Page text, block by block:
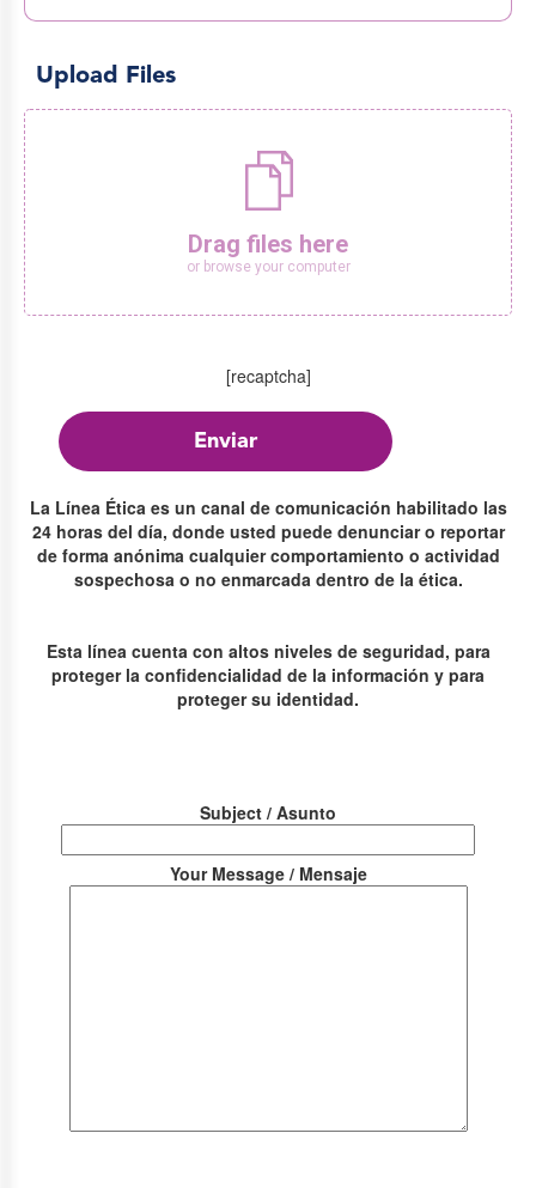
Upload Files
[recaptcha]
La Línea Ética es un canal de comunicación habilitado las
24 horas del día, donde usted puede denunciar o reportar
de forma anónima cualquier comportamiento o actividad
sospechosa o no enmarcada dentro de la ética.
Esta línea cuenta con altos niveles de seguridad, para
proteger la confidencialidad de la información y para
proteger su identidad.
Subject / Asunto
Your Message / Mensaje